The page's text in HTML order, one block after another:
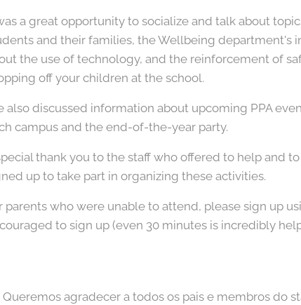
a great opportunity to socialize and talk about
and their families, the Wellbeing department's
the use of technology, and the reinforcement of
off your children at the school.
also discussed information about upcoming PPA
campus and the end-of-the-year party.
thank you to the staff who offered to help and
up to take part in organizing these activities.
parents who were unable to attend, please sign up
to sign up (even 30 minutes is incredibly
Queremos agradecer a todos os pais e membros do